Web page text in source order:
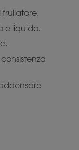
e liquido.